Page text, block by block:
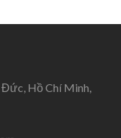
Đức, Hồ Chí Minh,